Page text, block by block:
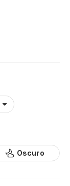
Oscuro